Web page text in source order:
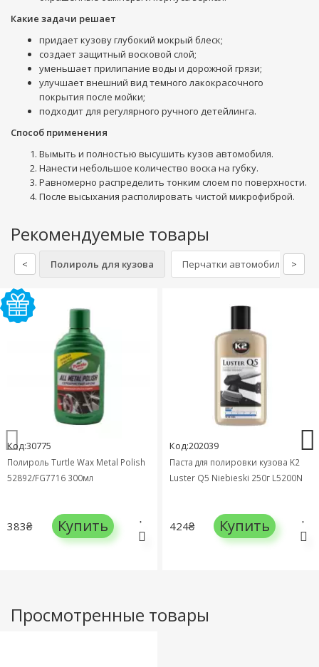
Какие задачи решает
придает кузову глубокий мокрый блеск;
создает защитный восковой слой;
уменьшает прилипание воды и дорожной грязи;
улучшает внешний вид темного лакокрасочного
покрытия после мойки;
подходит для регулярного ручного детейлинга.
Способ применения
Вымыть и полностью высушить кузов автомобиля.
Нанести небольшое количество воска на губку.
Равномерно распределить тонким слоем по поверхности.
После высыхания располировать чистой микрофиброй.
Рекомендуемые товары
< Полироль для кузова Перчатки автомобильные
>
Код:30775
Полироль Turtle Wax Metal Polish
52892/FG7716 300мл
383₴ Купить
Код:202039
Паста для полировки кузова K2
Luster Q5 Niebieski 250г L5200N
424₴ Купить
Просмотренные товары